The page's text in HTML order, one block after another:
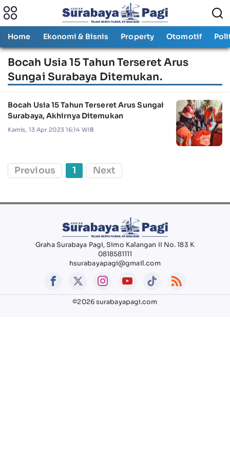
Home Ekonomi & Bisnis Property Otomotif
Bocah Usia 15 Tahun Terseret Arus
Sungai Surabaya Ditemukan.
Bocah Usia 15 Tahun Terseret Arus Sungai
Surabaya, Akhirnya Ditemukan
Kamis, 13 Apr 2023 16:14 WIB
Previous 1 Next
Graha Surabaya Pagi, Simo Kalangan II No. 183 K
0818581111
hsurabayapagi@gmail.com
©2026 surabayapagi.com